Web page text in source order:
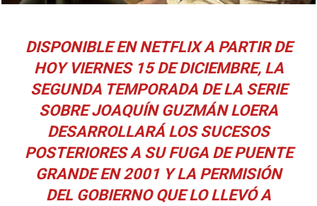
DISPONIBLE EN NETFLIX A PARTIR DE
HOY VIERNES 15 DE DICIEMBRE, LA
SEGUNDA TEMPORADA DE LA SERIE
SOBRE JOAQUÍN GUZMÁN LOERA
DESARROLLARÁ LOS SUCESOS
POSTERIORES A SU FUGA DE PUENTE
GRANDE EN 2001 Y LA PERMISIÓN
DEL GOBIERNO QUE LO LLEVÓ A